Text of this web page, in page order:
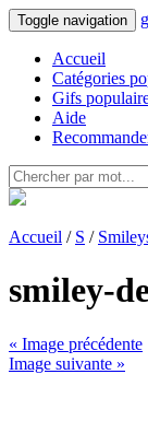
Toggle navigation
Accueil
Catégories
Gifs
Aide
Accueil / S /
smiley-
« Image précédente
Image suivante »